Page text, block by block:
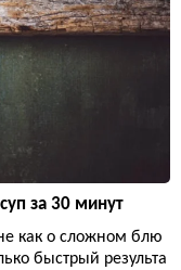
за 30 минут
как о сложном блю
быстрый результа